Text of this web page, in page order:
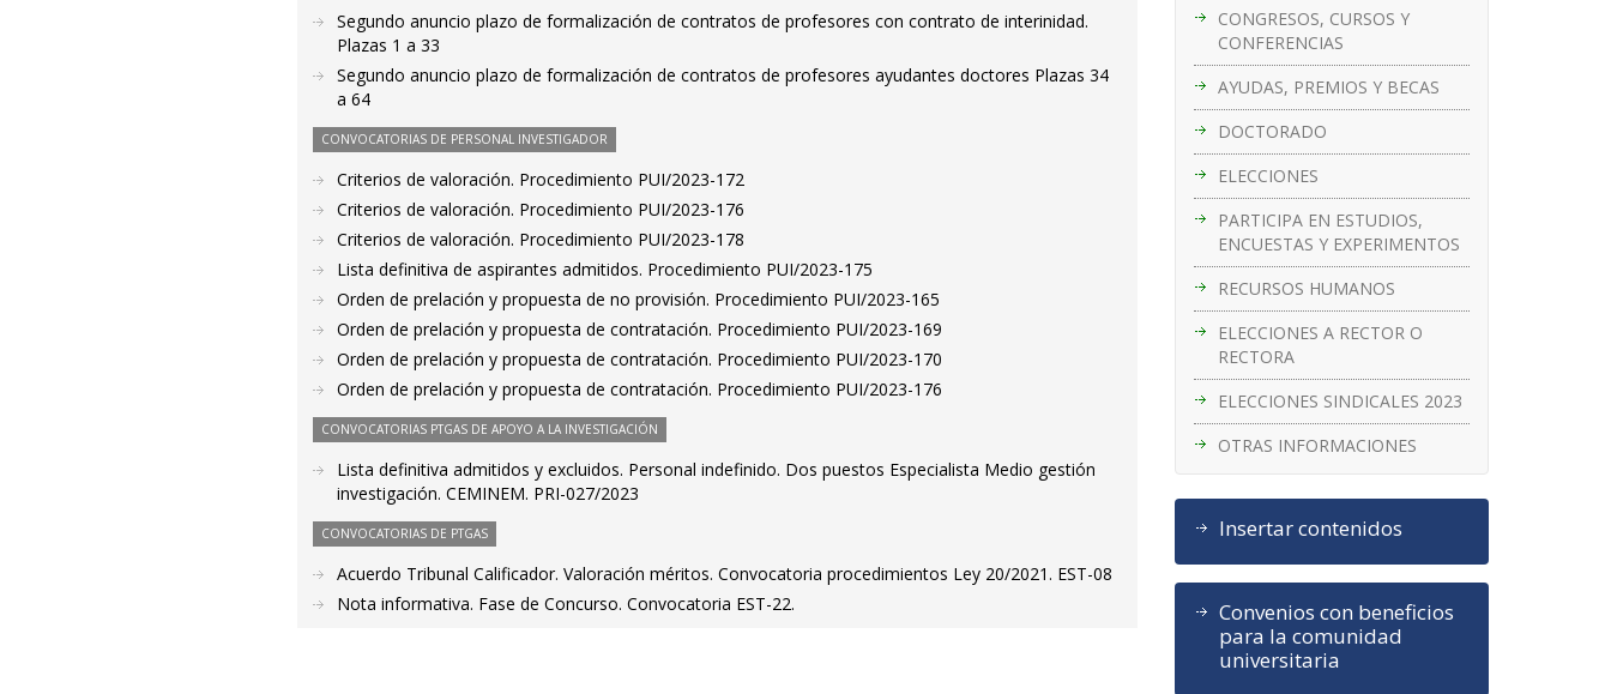
CONGRESOS, CURSOS Y
CONFERENCIAS
AYUDAS, PREMIOS Y BECAS
DOCTORADO
ELECCIONES
PARTICIPA EN ESTUDIOS,
ENCUESTAS Y EXPERIMENTOS
RECURSOS HUMANOS
ELECCIONES A RECTOR O
RECTORA
ELECCIONES SINDICALES 2023
OTRAS INFORMACIONES
Insertar contenidos
Convenios con beneficios
para la comunidad
universitaria
Segundo anuncio plazo de formalización de contratos de profesores con contrato de interinidad.
Plazas 1 a 33
Segundo anuncio plazo de formalización de contratos de profesores ayudantes doctores Plazas 34
a 64
CONVOCATORIAS DE PERSONAL INVESTIGADOR
Criterios de valoración. Procedimiento PUI/2023-172
Criterios de valoración. Procedimiento PUI/2023-176
Criterios de valoración. Procedimiento PUI/2023-178
Lista definitiva de aspirantes admitidos. Procedimiento PUI/2023-175
Orden de prelación y propuesta de no provisión. Procedimiento PUI/2023-165
Orden de prelación y propuesta de contratación. Procedimiento PUI/2023-169
Orden de prelación y propuesta de contratación. Procedimiento PUI/2023-170
Orden de prelación y propuesta de contratación. Procedimiento PUI/2023-176
CONVOCATORIAS PTGAS DE APOYO A LA INVESTIGACIÓN
Lista definitiva admitidos y excluidos. Personal indefinido. Dos puestos Especialista Medio gestión
investigación. CEMINEM. PRI-027/2023
CONVOCATORIAS DE PTGAS
Acuerdo Tribunal Calificador. Valoración méritos. Convocatoria procedimientos Ley 20/2021. EST-08
Nota informativa. Fase de Concurso. Convocatoria EST-22.